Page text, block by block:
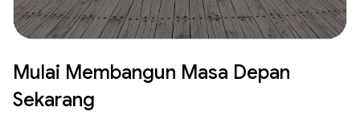
Mulai Membangun Masa Depan
Sekarang